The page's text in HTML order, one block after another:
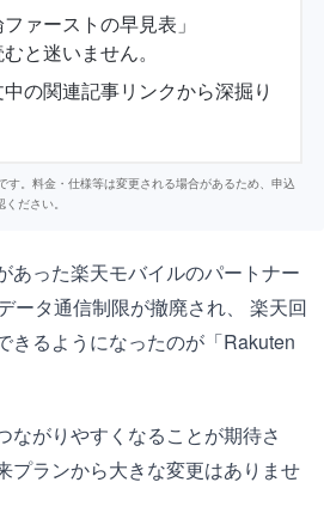
ァーストの早見表」
と迷いません。
の関連記事リンクから深掘り
す。料金・仕様等は変更される場合があるため、申込
ださい。
あった楽天モバイルのパートナー
ータ通信制限が撤廃され、 楽天回
きるようになったのが「Rakuten
ながりやすくなることが期待さ
プランから大きな変更はありませ